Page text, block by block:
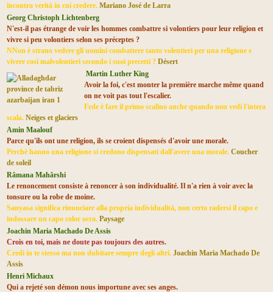
incontra verità in cui credere. Mariano José de Larra
Georg Christoph Lichtenberg
N'est-il pas étrange de voir les hommes combattre si volontiers pour leur religion et
vivre si peu volontiers selon ses préceptes ?
NNon è strano vedere gli uomini combattere tanto volentieri per una religione e
vivere così malvolentieri secondo i suoi precetti ? Désert
Martin Luther King
Avoir la foi, c'est monter la première marche même quand
on ne voit pas tout l'escalier.
Fede è fare il primo scalino anche quando non vedi l'intera
scala. Neiges et glaciers
Amin Maalouf
Parce qu'ils ont une religion, ils se croient dispensés d'avoir une morale.
Perchè hanno una religione si credono dispensati dall'avere una morale. Coucher
de soleil
Râmana Mahârshi
Le renoncement consiste à renoncer à son individualité. Il n'a rien à voir avec la
tonsure ou la robe de moine.
Sanyasa significa rinunciare alla propria individualità, non certo radersi il capo e
indossare un capo color ocra. Paysage
Joachin Maria Machado De Assis
Crois en toi, mais ne doute pas toujours des autres.
Credi in te stesso ma non dubitare sempre degli altri. Joachin Maria Machado De
Assis
Henri Michaux
Qui a rejeté son démon nous importune avec ses anges.